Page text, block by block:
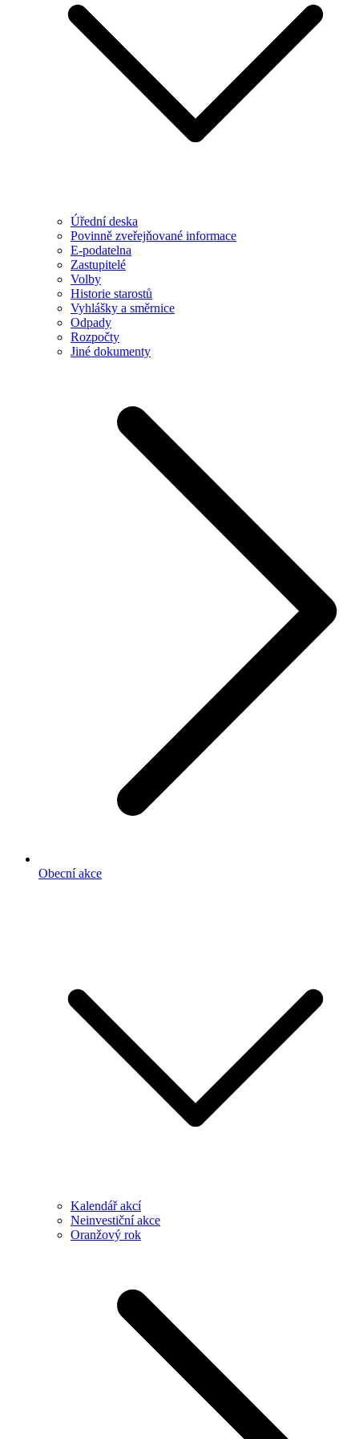
Úřední deska
Povinně zveřejňované informace
E-podatelna
Zastupitelé
Volby
Historie starostů
Vyhlášky a směrnice
Odpady
Rozpočty
Jiné dokumenty
Obecní akce
Kalendář akcí
Neinvestiční akce
Oranžový rok